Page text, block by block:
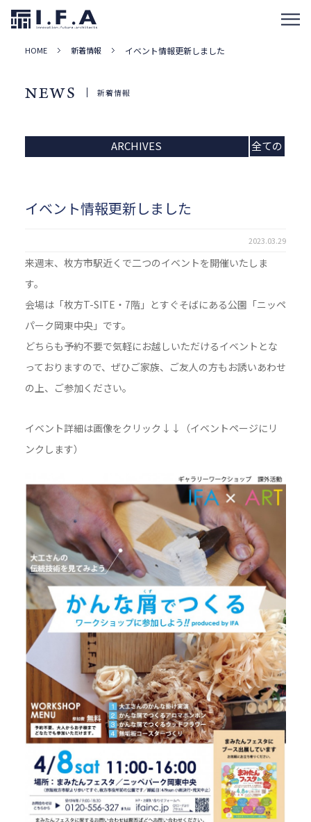
HOME 新着情報 イベント情報更新しました
NEWS 新着情報
ARCHIVES
全ての
イベント情報更新しました
2023.03.29
来週末、枚方市駅近くで二つのイベントを開催いたしま
す。
会場は「枚方T-SITE・7階」とすぐそばにある公園「ニッペ
パーク岡東中央」です。
どちらも予約不要で気軽にお越しいただけるイベントとな
っておりますので、ぜひご家族、ご友人の方もお誘いあわせ
の上、ご参加ください。
イベント詳細は画像をクリック↓↓（イベントページにリ
ンクします）